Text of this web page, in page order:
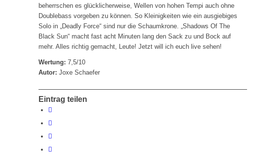
beherrschen es glücklicherweise, Wellen von hohen Tempi auch ohne
Doublebass vorgeben zu können. So Kleinigkeiten wie ein ausgiebiges
Solo in „Deadly Force“ sind nur die Schaumkrone. „Shadows Of The
Black Sun“ macht fast acht Minuten lang den Sack zu und Bock auf
mehr. Alles richtig gemacht, Leute! Jetzt will ich euch live sehen!
Wertung: 7,5/10
Autor: Joxe Schaefer
Eintrag teilen